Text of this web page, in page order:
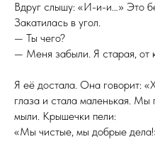
Вдруг слышу: «И-и-и…» Это
Закатилась в угол.
— Ты чего?
— Меня забыли. Я старая, от
Я её достала. Она говорит:
глаза и стала маленькая. Мы
мыли. Крышечки пели:
«Мы чистые, мы добрые